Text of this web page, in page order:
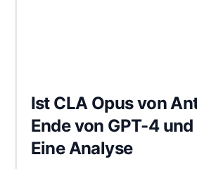
Ist CLA Opus von
Ende von GPT-4
Eine Analyse